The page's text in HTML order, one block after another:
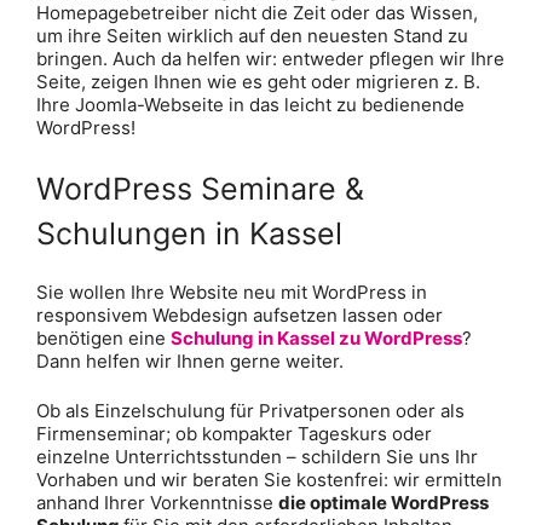
Homepagebetreiber nicht die Zeit oder das Wissen,
um ihre Seiten wirklich auf den neuesten Stand zu
bringen. Auch da helfen wir: entweder pflegen wir Ihre
Seite, zeigen Ihnen wie es geht oder migrieren z. B.
Ihre Joomla-Webseite in das leicht zu bedienende
WordPress!
WordPress Seminare &
Schulungen in Kassel
Sie wollen Ihre Website neu mit WordPress in
responsivem Webdesign aufsetzen lassen oder
benötigen eine Schulung in Kassel zu WordPress?
Dann helfen wir Ihnen gerne weiter.
Ob als Einzelschulung für Privatpersonen oder als
Firmenseminar; ob kompakter Tageskurs oder
einzelne Unterrichtsstunden – schildern Sie uns Ihr
Vorhaben und wir beraten Sie kostenfrei: wir ermitteln
anhand Ihrer Vorkenntnisse die optimale WordPress